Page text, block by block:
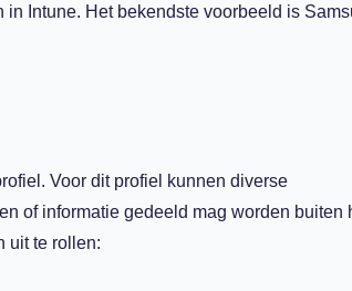
Intune. Het bekendste voorbeeld is
Voor dit profiel kunnen diverse
of informatie gedeeld mag worden buiten
uit te rollen: